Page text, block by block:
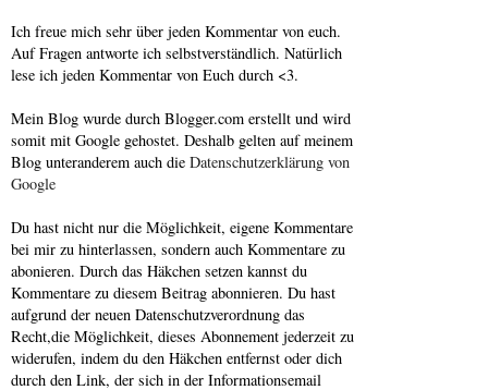
Ich freue mich sehr über jeden Kommentar von euch.
Auf Fragen antworte ich selbstverständlich. Natürlich
lese ich jeden Kommentar von Euch durch <3.
Mein Blog wurde durch Blogger.com erstellt und wird
somit mit Google gehostet. Deshalb gelten auf meinem
Blog unteranderem auch die Datenschutzerklärung von
Google
Du hast nicht nur die Möglichkeit, eigene Kommentare
bei mir zu hinterlassen, sondern auch Kommentare zu
abonieren. Durch das Häkchen setzen kannst du
Kommentare zu diesem Beitrag abonnieren. Du hast
aufgrund der neuen Datenschutzverordnung das
Recht,die Möglichkeit, dieses Abonnement jederzeit zu
widerufen, indem du den Häkchen entfernst oder dich
durch den Link, der sich in der Informationsemail